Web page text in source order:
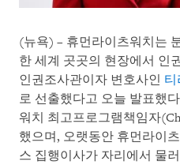
(뉴욕) – 휴먼라이츠워치는
한 세계 곳곳의 현장에서 인
인권조사관이자 변호사인 티
로 선출했다고 오늘 발표했
워치 최고프로그램책임자
했으며, 오랫동안 휴먼라이
스 집행이사가 자리에서 물